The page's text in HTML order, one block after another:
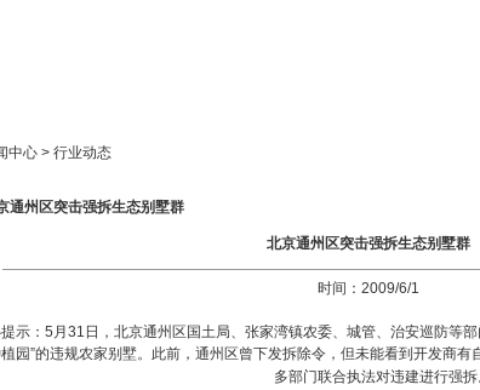
中心 > 行业动态
通州区突击强拆生态别墅群
北京通州区突击强拆生态别墅群
时间：2009/6/1
示：5月31日，北京通州区国土局、张家湾镇农委、城管、治安巡防等
园”的违规农家别墅。此前，通州区曾下发拆除令，但未能看到开发商有
多部门联合执法对违建进行强拆